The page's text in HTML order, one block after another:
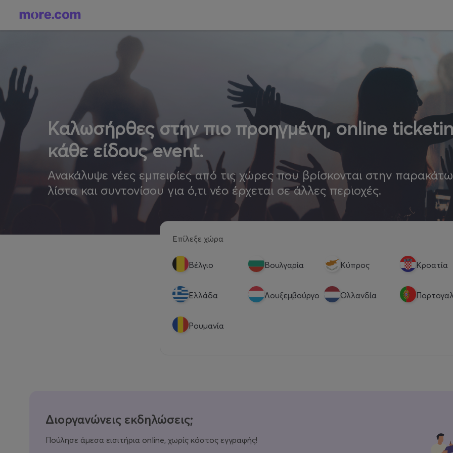
Καλωσήρθες στην πιο προηγμένη, online
κάθε είδους event.
Ανακάλυψε νέες εμπειρίες από τις χώρες που βρίσκονται στην παρακάτω
λίστα και συντονίσου για ό,τι νέο έρχεται σε άλλες περιοχές.
Επίλεξε χώρα
Βέλγιο Βουλγαρία Κύπρος Κροατία
Eλλάδα Λουξεμβούργο Ολλανδία
Ρουμανία
Διοργανώνεις εκδηλώσεις;
Πούλησε άμεσα εισιτήρια online, χωρίς κόστος εγγραφής!